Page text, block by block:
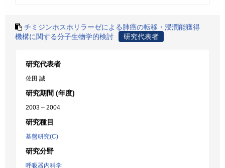
チミジンホスホリラーゼによる肺癌の転移・浸潤能獲得
機構に関する分子生物学的検討
研究代表者
研究代表者
佐田 誠
研究期間 (年度)
2003 – 2004
研究種目
基盤研究(C)
研究分野
呼吸器内科学